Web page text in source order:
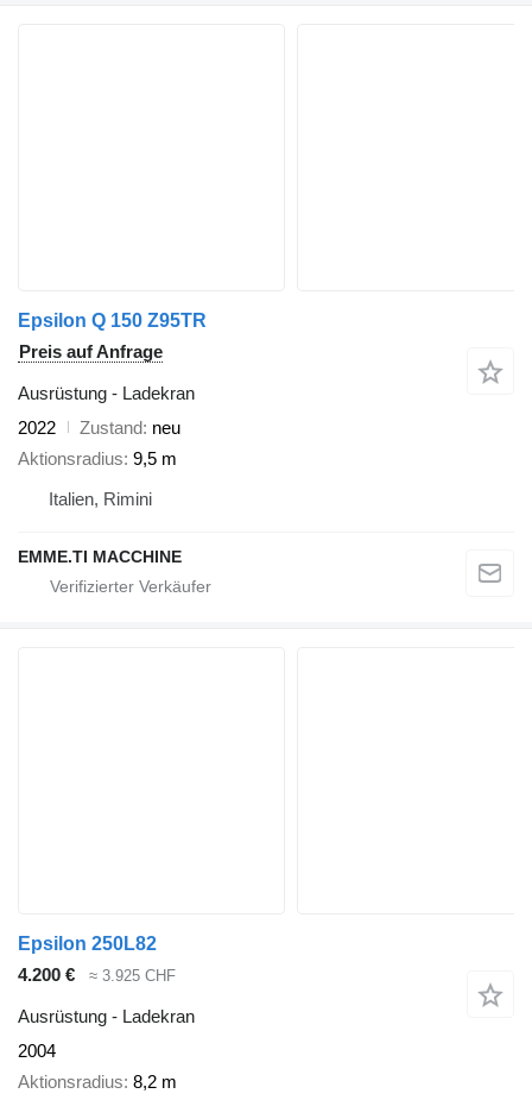
Epsilon Q 150 Z95TR
Preis auf Anfrage
Ausrüstung - Ladekran
2022
Zustand neu
Aktionsradius 9,5 m
Italien, Rimini
EMME.TI MACCHINE
Epsilon 250L82
4.200 €
≈ 3.925 CHF
Ausrüstung - Ladekran
2004
Aktionsradius 8,2 m